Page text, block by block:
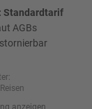
Standardtarif
AGBs
anzeigen